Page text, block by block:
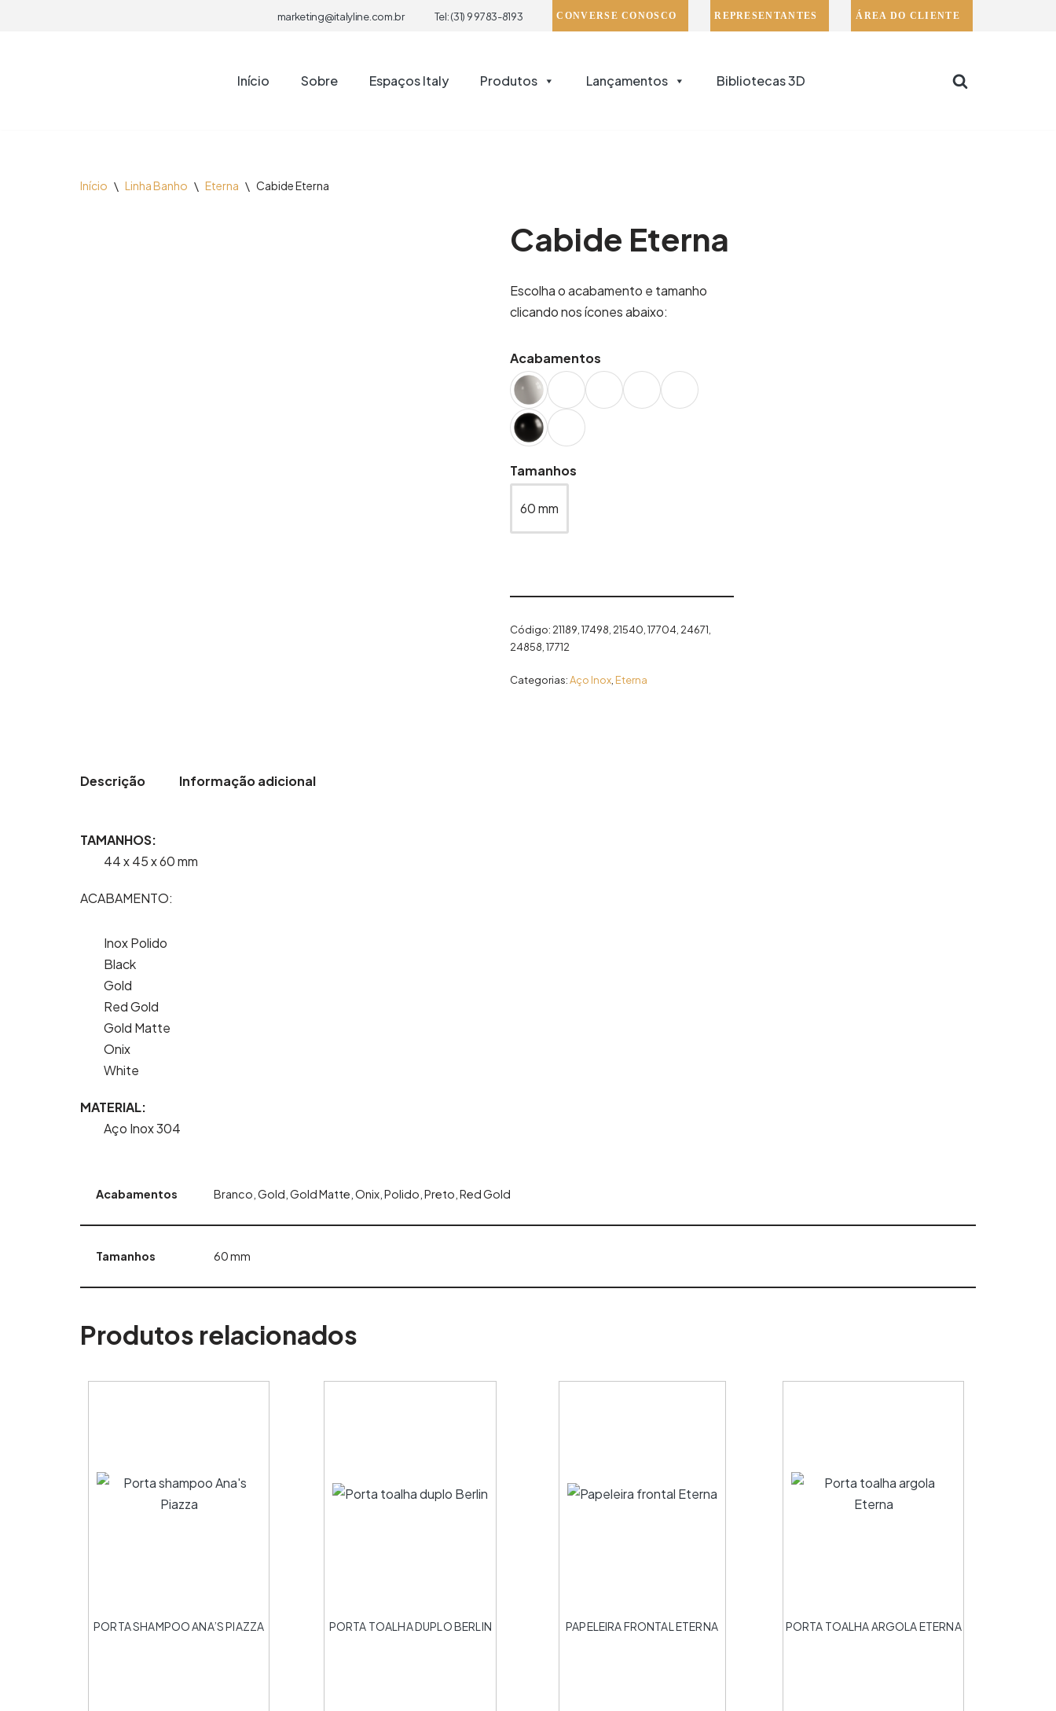
marketing@italyline.com.br Tel: (31) 9 9783-8193 CONVERSE CONOSCO REPRESENTANTES ÁREA DO CLIENTE
Início Sobre Espaços Italy Produtos Lançamentos Bibliotecas 3D
Início \ Linha Banho \ Eterna \ Cabide Eterna
Cabide Eterna
Escolha o acabamento e tamanho
clicando nos ícones abaixo:
Acabamentos
Tamanhos
60 mm
Código: 21189, 17498, 21540, 17704, 24671,
24858, 17712
Categorias:Aço Inox Eterna
Descrição Informação adicional
TAMANHOS:
44 x 45 x 60 mm
ACABAMENTO:
Inox Polido
Black
Gold
Red Gold
Gold Matte
Onix
White
MATERIAL:
Aço Inox 304
Acabamentos Branco, Gold, Gold Matte, Onix, Polido, Preto, Red Gold
Tamanhos 60 mm
Produtos relacionados
PORTA SHAMPOO ANA’S PIAZZA PORTA TOALHA DUPLO BERLIN PAPELEIRA FRONTAL ETERNA PORTA TOALHA ARGOLA ETERNA